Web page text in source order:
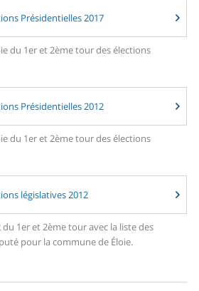
Présidentielles 2017
du 1er et 2ème tour des élections
Présidentielles 2012
du 1er et 2ème tour des élections
législatives 2012
1er et 2ème tour avec la liste des
pour la commune de Éloie.